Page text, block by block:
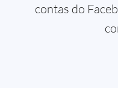
contas do